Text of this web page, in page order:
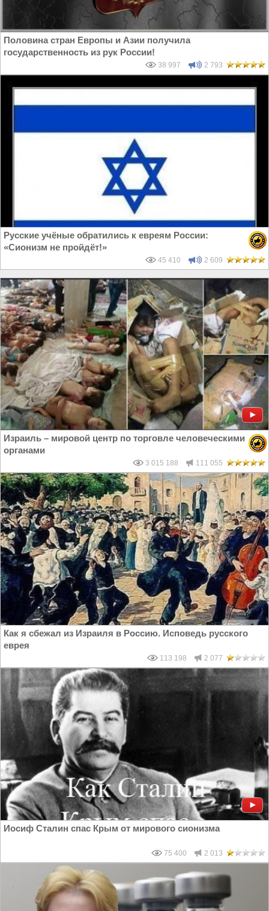
Половина стран Европы и Азии получила
государственность из рук России!
38 997 2 793
Русские учёные обратились к евреям России:
«Сионизм не пройдёт!»
45 410 2 609
Израиль – мировой центр по торговле человеческими
органами
3 015 188 111 055
Как я сбежал из Израиля в Россию. Исповедь русского
еврея
113 198 2 077
Иосиф Сталин спас Крым от мирового сионизма
75 400 2 013